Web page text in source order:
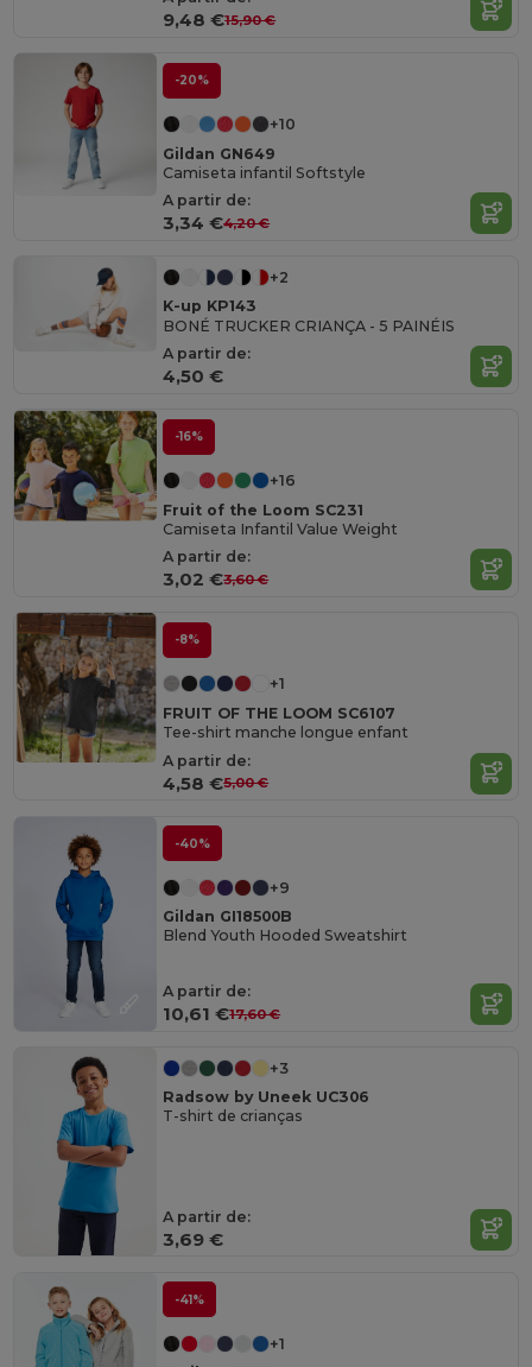
9,48 €15,90 €
-20%
+10
Gildan GN649
Camiseta infantil Softstyle
A partir de:
3,34 €4,20 €
+2
K-up KP143
BONÉ TRUCKER CRIANÇA - 5 PAINÉIS
A partir de:
4,50 €
-16%
+16
Fruit of the Loom SC231
Camiseta Infantil Value Weight
A partir de:
3,02 €3,60 €
-8%
+1
FRUIT OF THE LOOM SC6107
Tee-shirt manche longue enfant
A partir de:
4,58 €5,00 €
-40%
+9
Gildan GI18500B
Blend Youth Hooded Sweatshirt
A partir de:
10,61 €17,60 €
+3
Radsow by Uneek UC306
T-shirt de crianças
A partir de:
3,69 €
-41%
+1